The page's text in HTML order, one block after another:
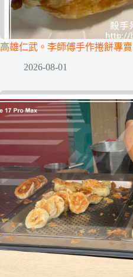
高雄仁武。李師傅手作捲餅專賣
2026-08-01